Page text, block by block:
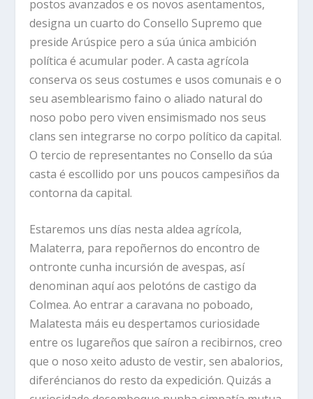
postos avanzados e os novos asentamentos,
designa un cuarto do Consello Supremo que
preside Arúspice pero a súa única ambición
política é acumular poder. A casta agrícola
conserva os seus costumes e usos comunais e o
seu asemblearismo faino o aliado natural do
noso pobo pero viven ensimismado nos seus
clans sen integrarse no corpo político da capital.
O tercio de representantes no Consello da súa
casta é escollido por uns poucos campesiños da
contorna da capital.
Estaremos uns días nesta aldea agrícola,
Malaterra, para repoñernos do encontro de
ontronte cunha incursión de avespas, así
denominan aquí aos pelotóns de castigo da
Colmea. Ao entrar a caravana no poboado,
Malatesta máis eu despertamos curiosidade
entre os lugareños que saíron a recibirnos, creo
que o noso xeito adusto de vestir, sen abalorios,
diferéncianos do resto da expedición. Quizás a